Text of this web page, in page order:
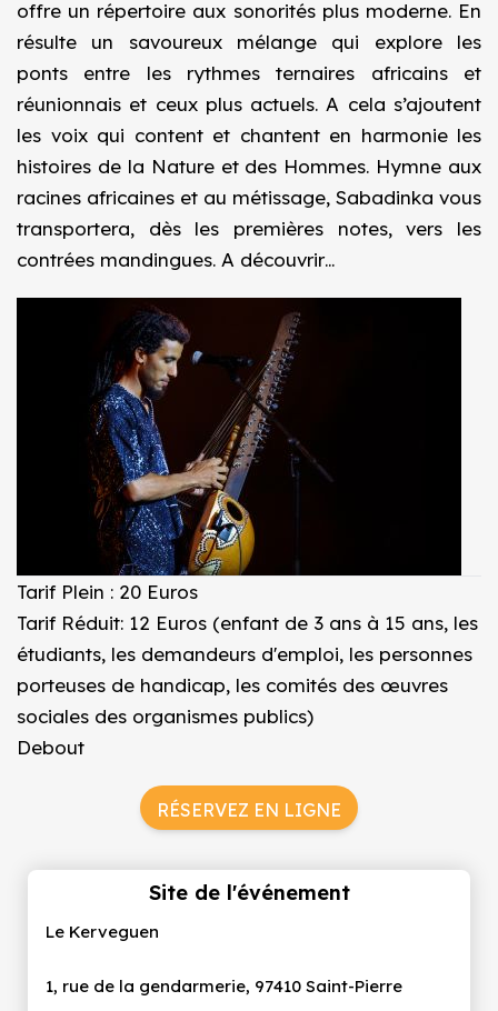
offre un répertoire aux sonorités plus moderne. En
résulte un savoureux mélange qui explore les
ponts entre les rythmes ternaires africains et
réunionnais et ceux plus actuels. A cela s’ajoutent
les voix qui content et chantent en harmonie les
histoires de la Nature et des Hommes. Hymne aux
racines africaines et au métissage, Sabadinka vous
transportera, dès les premières notes, vers les
contrées mandingues. A découvrir…
Tarif Plein : 20 Euros
Tarif Réduit: 12 Euros (enfant de 3 ans à 15 ans, les
étudiants, les demandeurs d'emploi, les personnes
porteuses de handicap, les comités des œuvres
sociales des organismes publics)
Debout
RÉSERVEZ EN LIGNE
Site de l'événement
Le Kerveguen
1, rue de la gendarmerie, 97410 Saint-Pierre